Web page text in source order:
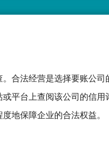
法经营是选择要账公司
平台上查阅该公司的信
地保障企业的合法权益。